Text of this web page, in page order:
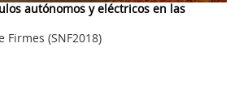
autónomos y eléctricos en las
(SNF2018)